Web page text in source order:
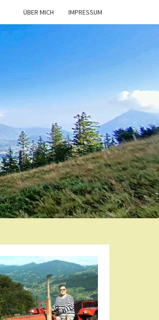
ÜBER MICH IMPRESSUM